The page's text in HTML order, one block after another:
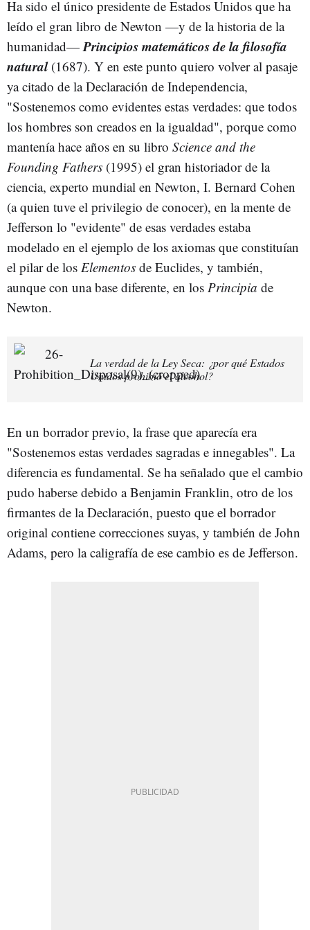
Ha sido el único presidente de Estados Unidos que ha
leído el gran libro de Newton —y de la historia de la
humanidad— Principios matemáticos de la filosofía
natural (1687). Y en este punto quiero volver al pasaje
ya citado de la Declaración de Independencia,
"Sostenemos como evidentes estas verdades: que todos
los hombres son creados en la igualdad", porque como
mantenía hace años en su libro Science and the
Founding Fathers (1995) el gran historiador de la
ciencia, experto mundial en Newton, I. Bernard Cohen
(a quien tuve el privilegio de conocer), en la mente de
Jefferson lo "evidente" de esas verdades estaba
modelado en el ejemplo de los axiomas que constituían
el pilar de los Elementos de Euclides, y también,
aunque con una base diferente, en los Principia de
Newton.
La verdad de la Ley Seca: ¿por qué Estados
Unidos prohibió el alcohol?
En un borrador previo, la frase que aparecía era
"Sostenemos estas verdades sagradas e innegables". La
diferencia es fundamental. Se ha señalado que el cambio
pudo haberse debido a Benjamin Franklin, otro de los
firmantes de la Declaración, puesto que el borrador
original contiene correcciones suyas, y también de John
Adams, pero la caligrafía de ese cambio es de Jefferson.